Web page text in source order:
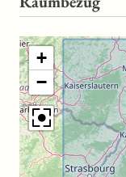
+
−